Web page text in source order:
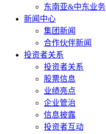
东南亚&中东业务
新闻中心
集团新闻
合作伙伴新闻
投资者关系
投资者关系
股票信息
业绩亮点
企业管治
信息披露
投资者互动